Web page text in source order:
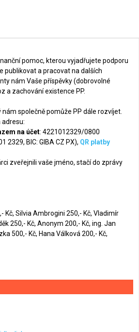
pomoc, kterou vyjadřujete podporu
publikovat a pracovat na dalších
nám Vaše příspěvky (dobrovolné
a zachování existence PP.
společně pomůže PP dále rozvíjet.
adresu:
na účet: 4221012329/0800
2329, BIC: GIBA CZ PX), QR platby
zveřejnili vaše jméno, stačí do zprávy
Kč, Silvia Ambrogini 250,- Kč, Vladimír
250,- Kč, Anonym 200,- Kč, ing. Jan
500,- Kč, Hana Válková 200,- Kč,